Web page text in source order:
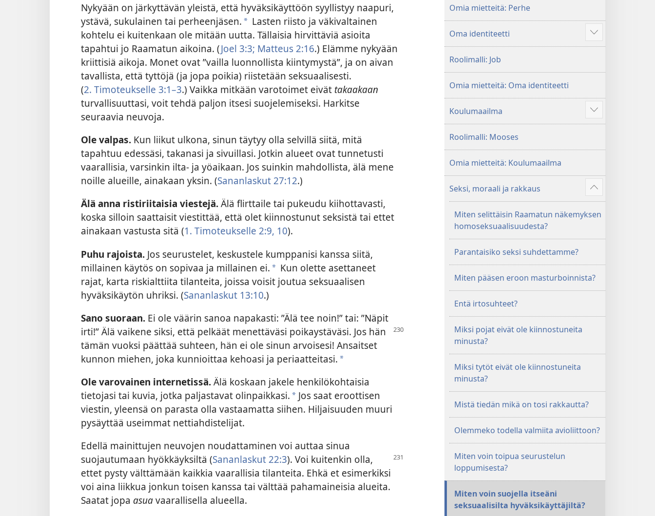
Nykyään on järkyttävän yleistä, että hyväksikäyttöön syyllistyy naapuri,
ystävä, sukulainen tai perheenjäsen. * Lasten riisto ja väkivaltainen
kohtelu ei kuitenkaan ole mitään uutta. Tällaisia hirvittäviä asioita
tapahtui jo Raamatun aikoina. (Joel 3:3; Matteus 2:16.) Elämme nykyään
kriittisiä aikoja. Monet ovat ”vailla luonnollista kiintymystä”, ja on aivan
tavallista, että tyttöjä (ja jopa poikia) riistetään seksuaalisesti.
(2. Timoteukselle 3:1–3.) Vaikka mitkään varotoimet eivät takaakaan
turvallisuuttasi, voit tehdä paljon itsesi suojelemiseksi. Harkitse
seuraavia neuvoja.
Ole valpas. Kun liikut ulkona, sinun täytyy olla selvillä siitä, mitä
tapahtuu edessäsi, takanasi ja sivuillasi. Jotkin alueet ovat tunnetusti
vaarallisia, varsinkin ilta- ja yöaikaan. Jos suinkin mahdollista, älä mene
noille alueille, ainakaan yksin. (Sananlaskut 27:12.)
Älä anna ristiriitaisia viestejä.Älä flirttaile tai pukeudu kiihottavasti,
koska silloin saattaisit viestittää, että olet kiinnostunut seksistä tai ettet
ainakaan vastusta sitä (1. Timoteukselle 2:9, 10).
Puhu rajoista. Jos seurustelet, keskustele kumppanisi kanssa siitä,
millainen käytös on sopivaa ja millainen ei. * Kun olette asettaneet
rajat, karta riskialttiita tilanteita, joissa voisit joutua seksuaalisen
hyväksikäytön uhriksi. (Sananlaskut 13:10.)
Sano suoraan. Ei ole väärin sanoa napakasti: ”Älä tee noin!” tai: ”Näpit
irti!” Älä vaikene siksi, että pelkäät menettäväsi poikaystäväsi. Jos hän
tämän vuoksi päättää suhteen, hän ei ole sinun arvoisesi! Ansaitset
kunnon miehen, joka kunnioittaa kehoasi ja periaatteitasi. *
Ole varovainen internetissä.Älä koskaan jakele henkilökohtaisia
tietojasi tai kuvia, jotka paljastavat olinpaikkasi. * Jos saat eroottisen
viestin, yleensä on parasta olla vastaamatta siihen. Hiljaisuuden muuri
pysäyttää useimmat nettiahdistelijat.
Edellä mainittujen neuvojen noudattaminen voi auttaa sinua
suojautumaan hyökkäyksiltä (Sananlaskut 22:3). Voi kuitenkin olla,
ettet pysty välttämään kaikkia vaarallisia tilanteita. Ehkä et esimerkiksi
voi aina liikkua jonkun toisen kanssa tai välttää pahamaineisia alueita.
Saatat jopa asuavaarallisella alueella.
Omia mietteitä: Perhe
Oma identiteetti
Näytä
enemmän
Roolimalli: Job
Omia mietteitä: Oma identiteetti
Koulumaailma
Näytä
enemmän
Roolimalli: Mooses
Omia mietteitä: Koulumaailma
Seksi, moraali ja rakkaus
Näytä
enemmän
Miten selittäisin Raamatun näkemyksen
homoseksuaalisuudesta?
Parantaisiko seksi suhdettamme?
Miten pääsen eroon masturboinnista?
Entä irtosuhteet?
Miksi pojat eivät ole kiinnostuneita
minusta?
Miksi tytöt eivät ole kiinnostuneita
minusta?
Mistä tiedän mikä on tosi rakkautta?
Olemmeko todella valmiita avioliittoon?
Miten voin toipua seurustelun
loppumisesta?
Miten voin suojella itseäni
seksuaalisilta hyväksikäyttäjiltä?